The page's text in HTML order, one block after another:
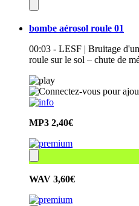
bombe aérosol roule 01
00:03 - LESF | Bruitage
roule sur le sol – chute de
MP3 2,40€
WAV 3,60€